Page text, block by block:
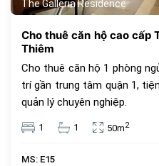
The Galleria Residence
Cho thuê căn hộ cao cấp
Thiêm
Cho thuê căn hộ 1 phòng
trí gần trung tâm quận 1,
quản lý chuyên nghiệp.
1 1 50m2
MS: E15